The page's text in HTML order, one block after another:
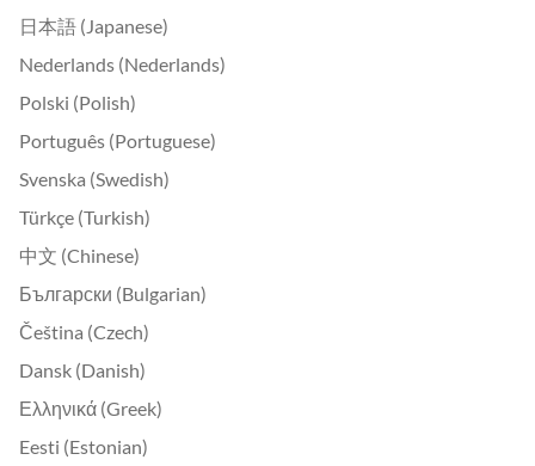
日本語 (Japanese)
Nederlands (Nederlands)
Polski (Polish)
Português (Portuguese)
Svenska (Swedish)
Türkçe (Turkish)
中文 (Chinese)
Български (Bulgarian)
Čeština (Czech)
Dansk (Danish)
Ελληνικά (Greek)
Eesti (Estonian)